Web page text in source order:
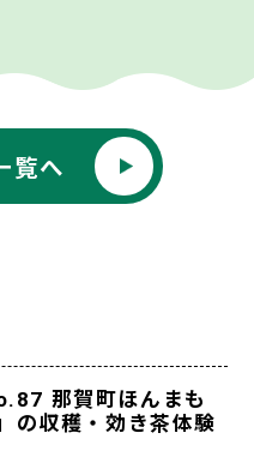
覧へ
那賀町ほんまも
の収穫・効き茶体験